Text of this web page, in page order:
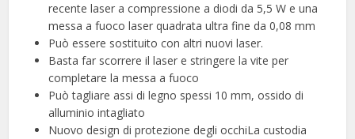
recente laser a compressione a diodi da 5,5 W e una
messa a fuoco laser quadrata ultra fine da 0,08 mm
Può essere sostituito con altri nuovi laser.
Basta far scorrere il laser e stringere la vite per
completare la messa a fuoco
Può tagliare assi di legno spessi 10 mm, ossido di
alluminio intagliato
Nuovo design di protezione degli occhiLa custodia